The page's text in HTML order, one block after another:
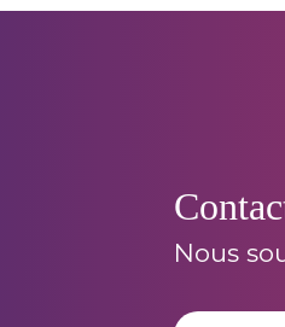
Nous